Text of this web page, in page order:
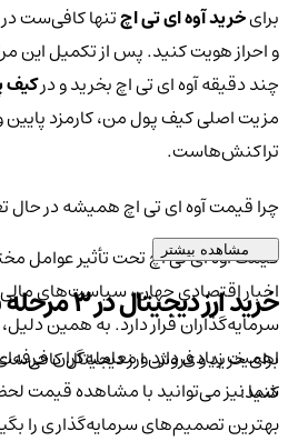
برایخرید آوه ای تی اچتنها کافی‌ست در
و احراز هویت کنید. پس از تکمیل این
چند دقیقه آوه ای تی اچ بخرید و درکیف
مزیت اصلی کیف پول من، کارمزد پایین
تراکنش‌هاست.
چرا قیمت آوه ای تی اچ همیشه در حال
قیمت آوه ای تی اچ تحت تأثیر عوامل
اخبار اقتصادی جهان، سیاست‌های مالی
سرمایه‌گذاران قرار دارد. به همین دلیل،
اهمیت زیادی دارد و معامله‌گران
شما نیز می‌توانید با مشاهده قیمت
بهترین تصمیم‌های سرمایه‌گذاری را
مشاهده بیشتر
خرید ارز دیجیتال در 3 مرحله ساده
برای خرید و فروش ارز دیجیتال کافی‌ست
کنید: